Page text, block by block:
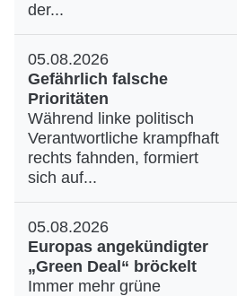
der...
05.08.2026
Gefährlich falsche
Prioritäten
Während linke politisch
Verantwortliche krampfhaft
rechts fahnden, formiert
sich auf...
05.08.2026
Europas angekündigter
„Green Deal“ bröckelt
Immer mehr grüne